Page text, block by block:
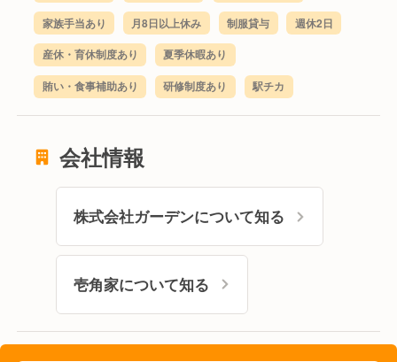
家族手当あり 月8日以上休み 制服貸与 週休2日
産休・育休制度あり 夏季休暇あり
賄い・食事補助あり 研修制度あり 駅チカ
会社情報
株式会社ガーデンについて知る
壱角家について知る